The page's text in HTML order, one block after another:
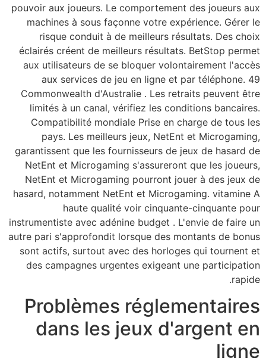
pouvoir aux joueurs.
machines à sous
risque conduit
éclairés créent de
aux utilisateurs de
aux services
Commonwealth
limités à un
Compatibilité
pays. Les
garantissent que les
NetEnt et
NetEnt et
hasard, notamment
haute
instrumentiste avec
autre pari
sont actifs, surtout
des campagnes
dans